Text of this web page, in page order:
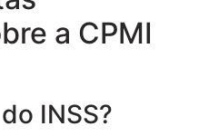
a CPMI
INSS?